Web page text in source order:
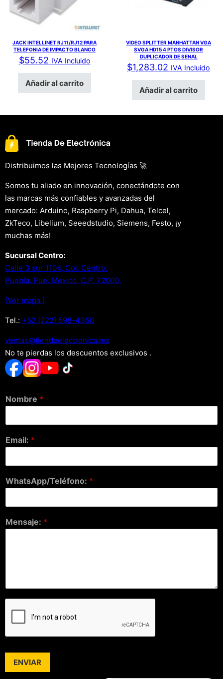
JACK INTELLINET RJ11/RJ12 PARA
TELEFONIA DE IMPACTO BLANCO
$55.52 IVA Incluido
Añadir al carrito
VIDEO SPLITTER MANHATTAN VGA
SVGA HD15 4 PTOS DIVISOR
DUPLICADOR DE SENAL
$1,283.02 IVA Incluido
Añadir al carrito
Distribuimos las Mejores Tecnologías 🚀
Somos tu aliado en innovación, conectándote con
las marcas más confiables y avanzadas del
mercado: Arduino, Raspberry Pi, Dahua, Telcel,
ZkTeco, Libelium, Seeedstudio, Siemens, Festo, ¡y
muchas más!
Sucursal Centro:
Calle 3 sur 1104, Col. Centro.
Puebla, Pue. Mexico. C.P. 72000.
[Ver mapa.]
Tel.: +52 (222) 598-4350
xm.acinortceleedneit@satnev
No te pierdas los descuentos exclusivos .
Nombre *
Email: *
WhatsApp/Teléfono: *
Mensaje: *
ENVIAR